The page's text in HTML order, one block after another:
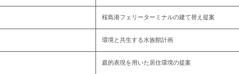
桜島港フェリーターミナルの建て替え提案
環境と共生する水族館計画
庭的表現を用いた居住環境の提案